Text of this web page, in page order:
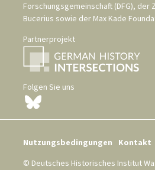
Forschungsgemeinschaft (DFG), der
Bucerius sowie der Max Kade
Partnerprojekt
Folgen Sie uns
Nutzungsbedingungen Kontakt
© Deutsches Historisches Institut